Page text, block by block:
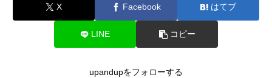
X Facebook はてブ
LINE コピー
upandupをフォローする